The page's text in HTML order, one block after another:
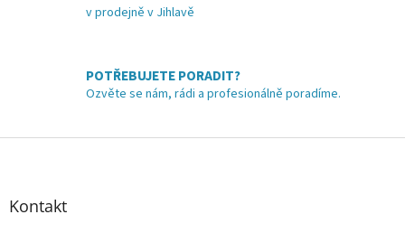
y
v
ý
i
v prodejně v Jihlavě
POTŘEBUJETE PORADIT?
Ozvěte se nám, rádi a profesionálně poradíme.
Z
Kontakt